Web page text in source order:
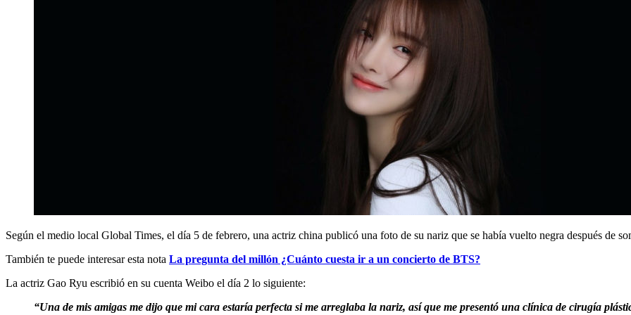
Según el medio local Global Times, el día 5 de febrero, una actriz china publicó una foto de su nariz que se había vuelto negra después de
También te puede interesar esta nota La pregunta del millón ¿Cuánto cuesta ir a un concierto de BTS?
La actriz Gao Ryu escribió en su cuenta Weibo el día 2 lo siguiente:
“Una de mis amigas me dijo que mi cara estaría perfecta si me arreglaba la nariz, así que me presentó una clínica de cirugía